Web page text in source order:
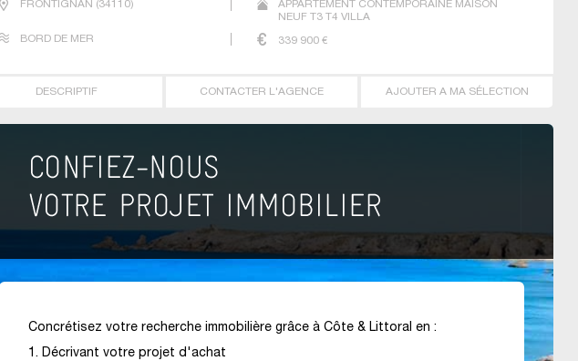
FRONTIGNAN (34110)
APPARTEMENT CONTEMPORAINE MAISON
NEUF T3 T4 VILLA
BORD DE MER 339 900 €
DESCRIPTIF CONTACTER L'AGENCE AJOUTER A MA SÉLECTION
Concrétisez votre recherche immobilière grâce à Côte & Littoral en :
1. Décrivant votre projet d'achat